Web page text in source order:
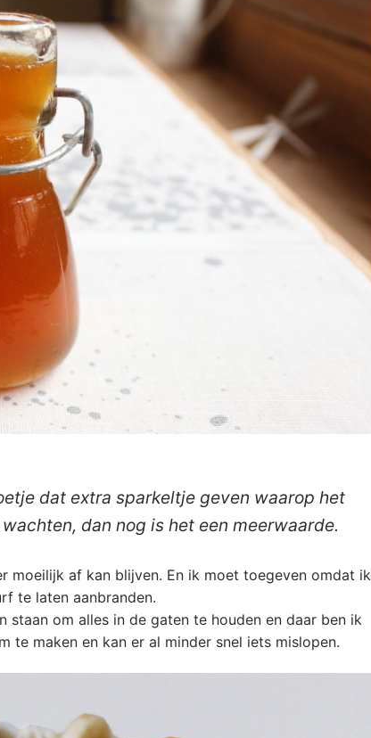
dat extra sparkeltje geven waarop het
dan nog is het een meerwaarde.
moeilijk af kan blijven. En ik moet toegeven omdat ik
te laten aanbranden.
om alles in de gaten te houden en daar ben ik
te maken en kan er al minder snel iets mislopen.